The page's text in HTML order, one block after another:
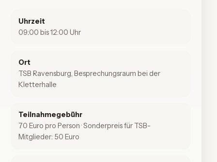
Uhrzeit
09:00 bis 12:00 Uhr
Ort
TSB Ravensburg, Besprechungsraum bei der
Kletterhalle
Teilnahmegebühr
70 Euro pro Person · Sonderpreis für TSB-
Mitglieder: 50 Euro